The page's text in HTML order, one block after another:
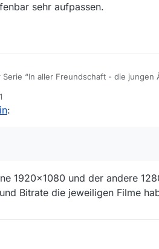
sehr aufpassen.
“In aller Freundschaft - die jungen
der Serie betrifft, heute sehe ich
:
1920x1080 und der andere
Bitrate die jeweiligen Filme